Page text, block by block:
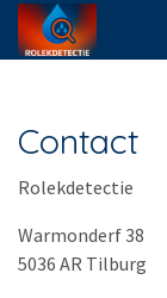
Contact
Rolekdetectie
Warmonderf 38
5036 AR Tilburg